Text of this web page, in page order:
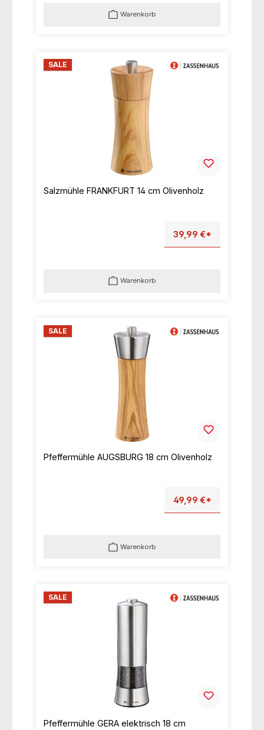
Warenkorb
SALE
Salzmühle FRANKFURT 14 cm Olivenholz
39,99 €*
Warenkorb
SALE
Pfeffermühle AUGSBURG 18 cm Olivenholz
49,99 €*
Warenkorb
SALE
Pfeffermühle GERA elektrisch 18 cm